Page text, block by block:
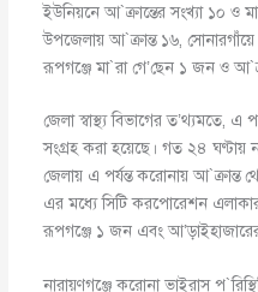
ইউনিয়নে আ`ক্রান্তের সংখ্যা ১০
উপজেলায় আ`ক্রান্ত ১৬,
রূপগঞ্জে মা`রা গে’ছেন ১ জন ও
জেলা স্বাস্থ্য বিভাগের ত’থ্যমতে,
সংগ্রহ করা হয়েছে। গত ২৪ ঘণ্টায়
জেলায় এ পর্যন্ত করোনায় আ`ক্রান্ত
এর মধ্যে সিটি করপোরেশন
রূপগঞ্জে ১ জন এবং
নারায়ণগঞ্জে করোনা ভাইরাস